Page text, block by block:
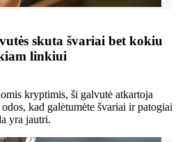
skuta švariai bet kokiu
linkiui
kryptimis, ši galvutė atkartoja
kad galėtumėte švariai ir patogiai
yra jautri.